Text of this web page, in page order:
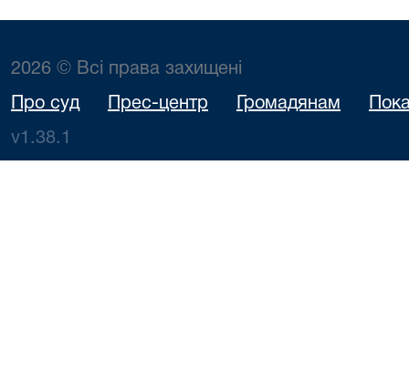
2026 © Всі права захищені
Про суд Прес-центр Громадянам
v1.38.1